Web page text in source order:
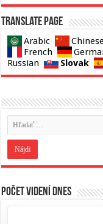
Translate page
Arabic
French
Russian
Slovak
Počet videní dnes